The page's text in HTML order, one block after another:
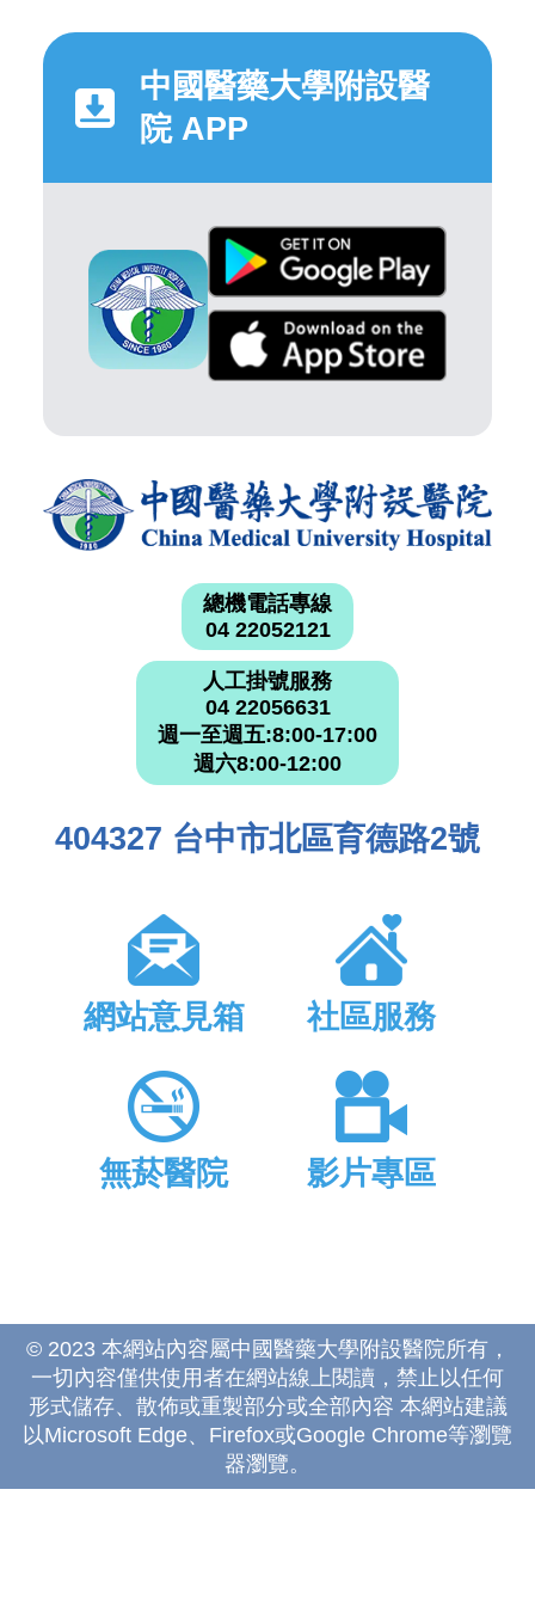
中國醫藥大學附設醫
院 APP
總機電話專線
04 22052121
人工掛號服務
04 22056631
週一至週五:8:00-17:00
週六8:00-12:00
404327 台中市北區育德路2號
網站意見箱 社區服務
無菸醫院 影片專區
© 2023 本網站內容屬中國醫藥大學附設醫院所有，
一切內容僅供使用者在網站線上閱讀，禁止以任何
形式儲存、散佈或重製部分或全部內容 本網站建議
以Microsoft Edge、Firefox或Google Chrome等瀏覽
器瀏覽。